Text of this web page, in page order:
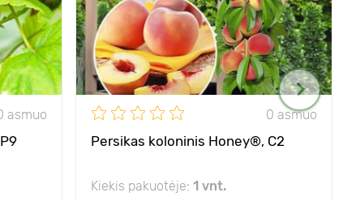
asmuo 0 asmuo
Persikas koloninis Honey®, C2
Kiekis pakuotėje: 1 vnt.